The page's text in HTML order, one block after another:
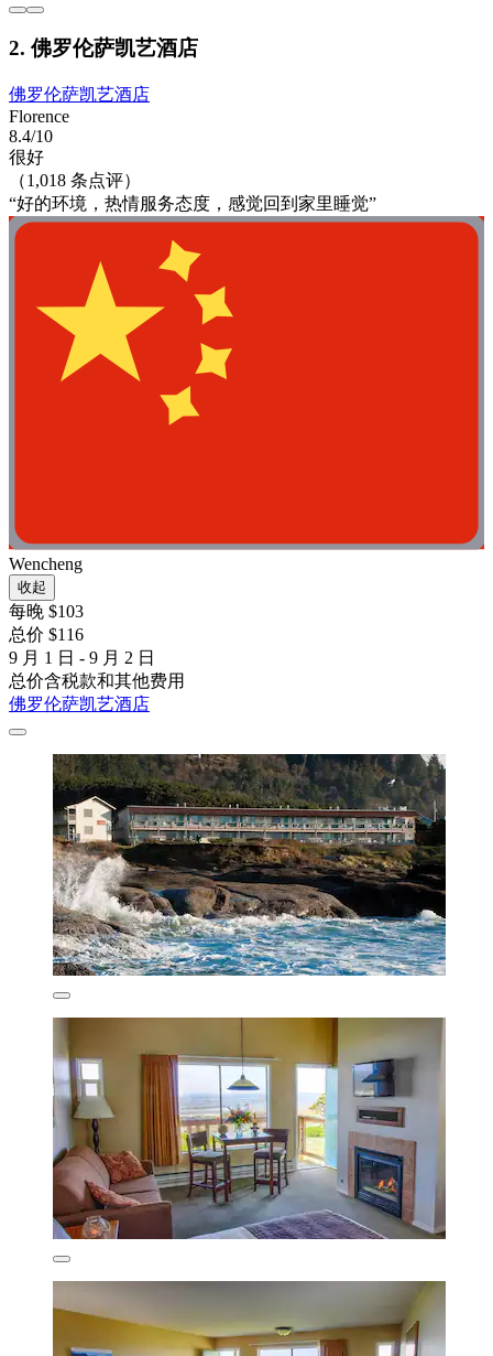
2. 佛罗伦萨凯艺酒店
佛罗伦萨凯艺酒店
Florence
8.4/10
很好
（1,018 条点评）
“好的环境，热情服务态度，感觉回到家里睡觉”
Wencheng
收起
每晚 $103
总价 $116
9 月 1 日 - 9 月 2 日
总价含税款和其他费用
佛罗伦萨凯艺酒店